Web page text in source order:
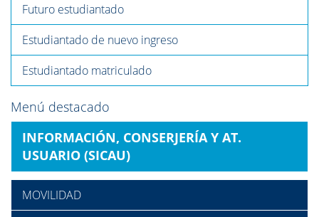
Futuro estudiantado
Estudiantado de nuevo ingreso
Estudiantado matriculado
Menú destacado
INFORMACIÓN, CONSERJERÍA Y AT.
USUARIO (SICAU)
MOVILIDAD